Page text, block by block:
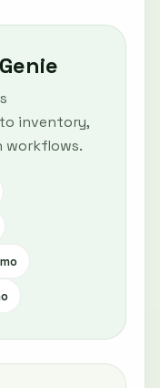
inventory,
workflows.